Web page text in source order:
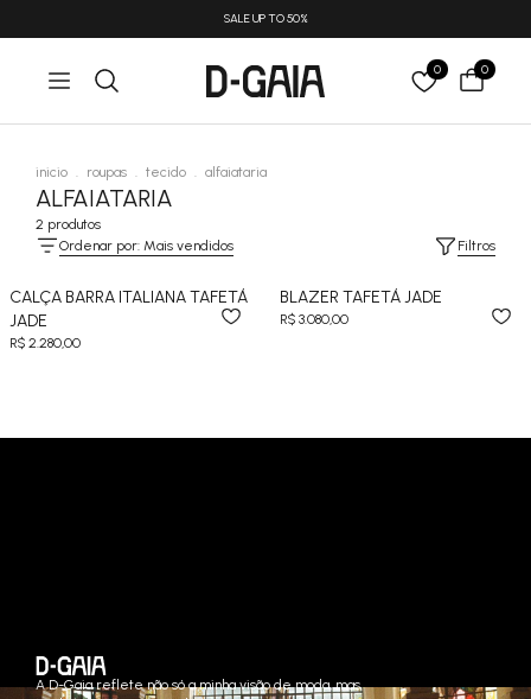
SALE UP TO 50%
0 0
inicio . roupas . tecido . alfaiataria
ALFAIATARIA
2 produtos
Ordenar por: Mais vendidos
Filtros
CALÇA BARRA ITALIANA TAFETÁ
JADE
R$ 2.280,00
BLAZER TAFETÁ JADE
R$ 3.080,00
A D-Gaia reflete não só a minha visão de moda, mas